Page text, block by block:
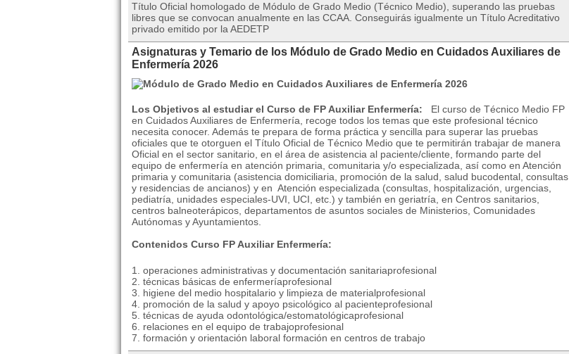
Título Oficial homologado de Módulo de Grado Medio (Técnico Medio), superando las pruebas
libres que se convocan anualmente en las CCAA. Conseguirás igualmente un Título Acreditativo
privado emitido por la AEDETP
Asignaturas y Temario de los Módulo de Grado Medio en Cuidados Auxiliares de
Enfermería 2026
Los Objetivos al estudiar el Curso de FP Auxiliar Enfermería:
El curso de Técnico Medio FP
en Cuidados Auxiliares de Enfermería, recoge todos los temas que este profesional técnico
necesita conocer. Además te prepara de forma práctica y sencilla para superar las pruebas
oficiales que te otorguen el Título Oficial de Técnico Medio que te permitirán trabajar de manera
Oficial en el sector sanitario, en el área de asistencia al paciente/cliente, formando parte del
equipo de enfermería en atención primaria, comunitaria y/o especializada, así como en Atención
primaria y comunitaria (asistencia domiciliaria, promoción de la salud, salud bucodental, consultas
y residencias de ancianos) y en Atención especializada (consultas, hospitalización, urgencias,
pediatría, unidades especiales-UVI, UCI, etc.) y también en geriatría, en Centros sanitarios,
centros balneoterápicos, departamentos de asuntos sociales de Ministerios, Comunidades
Autónomas y Ayuntamientos.
Contenidos Curso FP Auxiliar Enfermería:
1. operaciones administrativas y documentación sanitariaprofesional
2. técnicas básicas de enfermeríaprofesional
3. higiene del medio hospitalario y limpieza de materialprofesional
4. promoción de la salud y apoyo psicológico al pacienteprofesional
5. técnicas de ayuda odontológica/estomatológicaprofesional
6. relaciones en el equipo de trabajoprofesional
7. formación y orientación laboral formación en centros de trabajo